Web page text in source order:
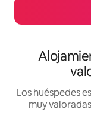
Los huéspedes
muy